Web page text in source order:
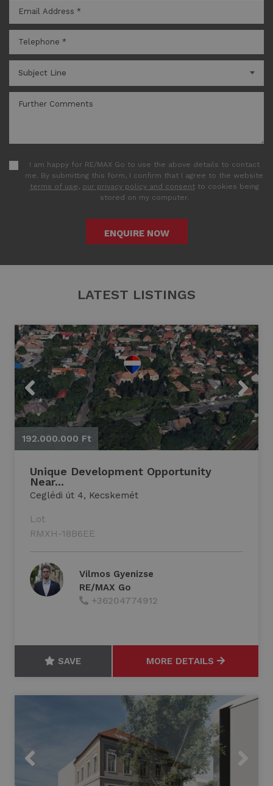
Subject Line
I am happy for RE/MAX Go to use the above details to contact
me. By submitting this form, I confirm that I agree to the website
terms of use, our privacy policy and consentto cookies being
stored on my computer.
ENQUIRE NOW
LATEST LISTINGS
Previous
192.000.000 Ft
Next
Unique Development Opportunity
Near...
Ceglédi út 4, Kecskemét
Lot
RMXH-18B6EE
Vilmos Gyenizse
RE/MAX Go
+36204774912
SAVE MORE DETAILS
Next